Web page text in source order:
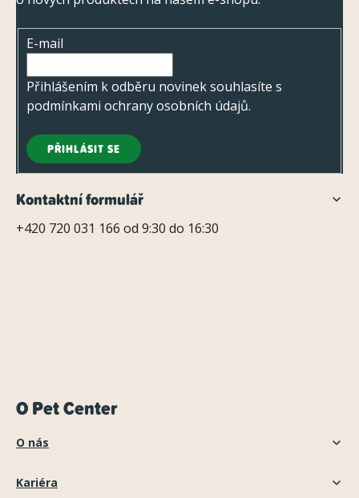
s
E-mail
Přihlášením k odběru novinek souhlasíte s
podmínkami ochrany osobních údajů.
PŘIHLÁSIT SE
Kontaktní formulář
+420 720 031 166 od 9:30 do 16:30
O Pet Center
O nás
Kariéra